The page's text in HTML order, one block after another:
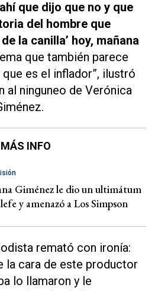
que dijo que no y que
del hombre que
la canilla’ hoy, mañana
que también parece
es el inflador”, ilustró
al ninguneo de Verónica
MÁS INFO
Giménez le dio un ultimátum
y amenazó a Los Simpson
remató con ironía:
la cara de este productor
lo llamaron y le